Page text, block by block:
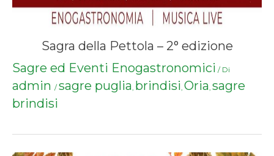
Sagra della Pettola – 2° edizione
Sagre ed Eventi Enogastronomici / Di
admin /sagre puglia, brindisi, Oria, sagre
brindisi